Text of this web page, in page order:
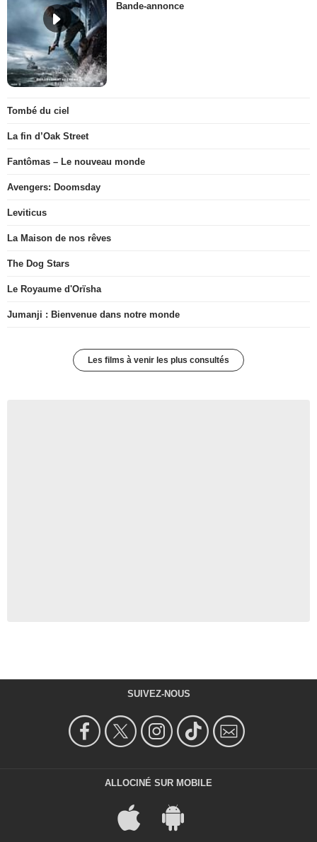
Bande-annonce
Tombé du ciel
La fin d’Oak Street
Fantômas – Le nouveau monde
Avengers: Doomsday
Leviticus
La Maison de nos rêves
The Dog Stars
Le Royaume d'Orïsha
Jumanji : Bienvenue dans notre monde
Les films à venir les plus consultés
SUIVEZ-NOUS
ALLOCINÉ SUR MOBILE